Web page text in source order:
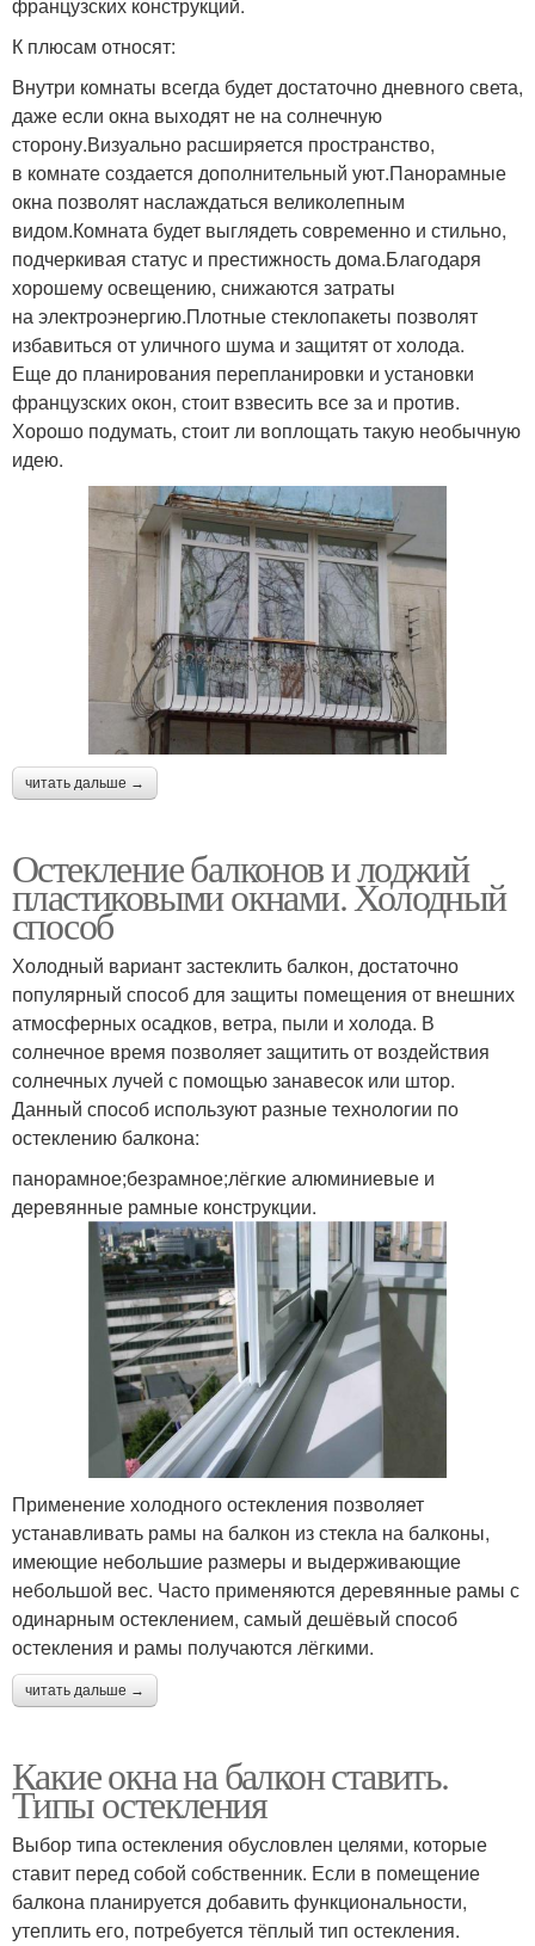
К плюсам относят:
Внутри комнаты всегда будет достаточно дневного света,
даже если окна выходят не на солнечную
сторону.Визуально расширяется пространство,
в комнате создается дополнительный уют.Панорамные
окна позволят наслаждаться великолепным
видом.Комната будет выглядеть современно и стильно,
подчеркивая статус и престижность дома.Благодаря
хорошему освещению, снижаются затраты
на электроэнергию.Плотные стеклопакеты позволят
избавиться от уличного шума и защитят от холода.
Еще до планирования перепланировки и установки
французских окон, стоит взвесить все за и против.
Хорошо подумать, стоит ли воплощать такую необычную
идею.
читать дальше →
Остекление балконов и лоджий
пластиковыми окнами. Холодный
способ
Холодный вариант застеклить балкон, достаточно
популярный способ для защиты помещения от внешних
атмосферных осадков, ветра, пыли и холода. В
солнечное время позволяет защитить от воздействия
солнечных лучей с помощью занавесок или штор.
Данный способ используют разные технологии по
остеклению балкона:
панорамное;безрамное;лёгкие алюминиевые и
деревянные рамные конструкции.
Применение холодного остекления позволяет
устанавливать рамы на балкон из стекла на балконы,
имеющие небольшие размеры и выдерживающие
небольшой вес. Часто применяются деревянные рамы с
одинарным остеклением, самый дешёвый способ
остекления и рамы получаются лёгкими.
читать дальше →
Какие окна на балкон ставить.
Типы остекления
Выбор типа остекления обусловлен целями, которые
ставит перед собой собственник. Если в помещение
балкона планируется добавить функциональности,
утеплить его, потребуется тёплый тип остекления.